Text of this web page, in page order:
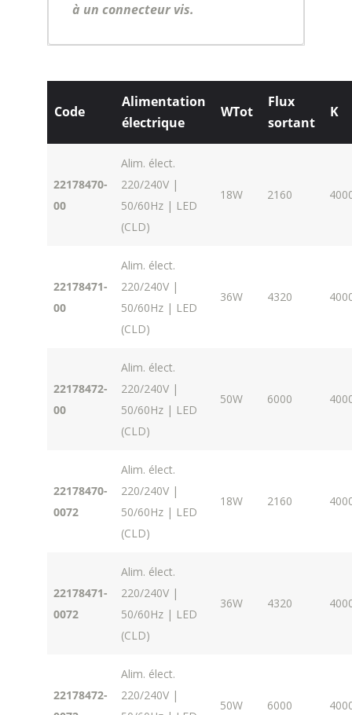
à un connecteur vis.
Code
Alimentation
électrique
WTot
Flux
sortant
K
22178470-
00
Alim. élect.
220/240V |
50/60Hz | LED
(CLD)
18W 2160
22178471-
00
Alim. élect.
220/240V |
50/60Hz | LED
(CLD)
36W 4320
22178472-
00
Alim. élect.
220/240V |
50/60Hz | LED
(CLD)
50W 6000
22178470-
0072
Alim. élect.
220/240V |
50/60Hz | LED
(CLD)
18W 2160
22178471-
0072
Alim. élect.
220/240V |
50/60Hz | LED
(CLD)
36W 4320
22178472-
Alim. élect.
220/240V |
50W 6000